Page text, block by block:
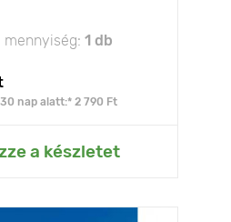
mennyiség: 1 db
nap alatt:* 2 790 Ft
a készletet